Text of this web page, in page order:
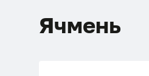
Ячмень